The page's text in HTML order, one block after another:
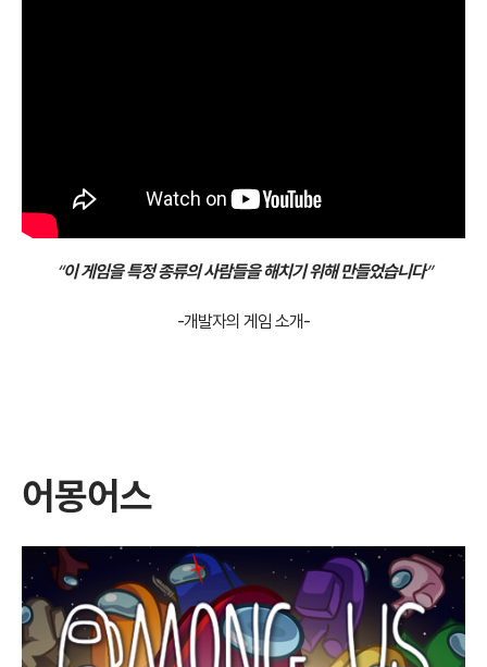
“이 게임을 특정 종류의 사람들을 해치기 위해 만들었습니다”
-개발자의 게임 소개-
어몽어스